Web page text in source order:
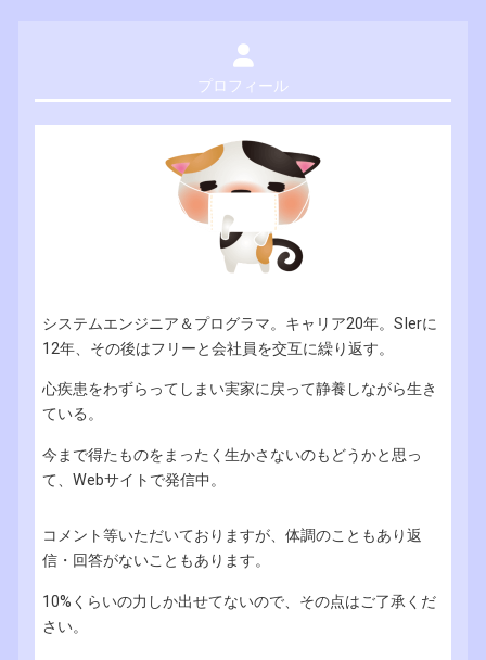
プロフィール
システムエンジニア＆プログラマ。キャリア20年。SIerに
12年、その後はフリーと会社員を交互に繰り返す。
心疾患をわずらってしまい実家に戻って静養しながら生き
ている。
今まで得たものをまったく生かさないのもどうかと思っ
て、Webサイトで発信中。
コメント等いただいておりますが、体調のこともあり返
信・回答がないこともあります。
10%くらいの力しか出せてないので、その点はご了承くだ
さい。